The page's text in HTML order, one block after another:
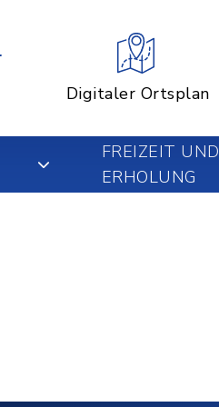
Digitaler Ortsplan
FREIZEIT UND
ERHOLUNG